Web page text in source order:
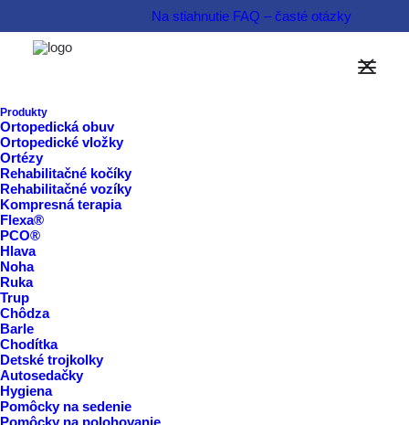
Na stiahnutie FAQ – časté otázky
Produkty
Ortopedická obuv
Ortopedické vložky
Ortézy
Rehabilitačné kočíky
Rehabilitačné vozíky
Kompresná terapia
Flexa®
PCO®
Hlava
Noha
Ruka
Trup
Chôdza
Barle
Chodítka
Detské trojkolky
Autosedačky
Hygiena
Pomôcky na sedenie
Pomôcky na polohovanie